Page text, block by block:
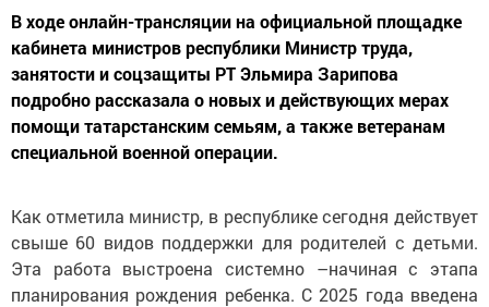
В ходе онлайн-трансляции на официальной площадке
кабинета министров республики Министр труда,
занятости и соцзащиты РТ Эльмира Зарипова
подробно рассказала о новых и действующих мерах
помощи татарстанским семьям, а также ветеранам
специальной военной операции.
Как отметила министр, в республике сегодня действует
свыше 60 видов поддержки для родителей с детьми.
Эта работа выстроена системно –начиная с этапа
планирования рождения ребенка. С 2025 года введена